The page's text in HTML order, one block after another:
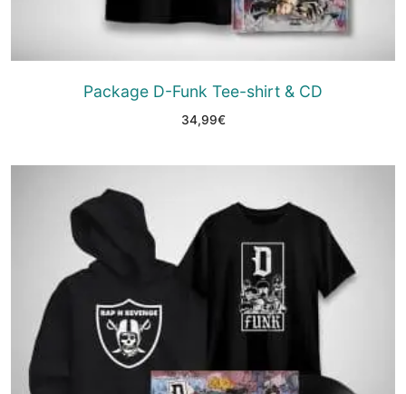
Package D-Funk Tee-shirt & CD
34,99€